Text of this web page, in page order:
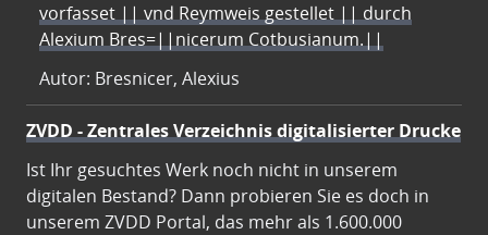
vorfasset || vnd Reymweis gestellet || durch
Alexium Bres=||nicerum Cotbusianum.||
Autor: Bresnicer, Alexius
ZVDD - Zentrales Verzeichnis digitalisierter Drucke
Ist Ihr gesuchtes Werk noch nicht in unserem
digitalen Bestand? Dann probieren Sie es doch in
unserem ZVDD Portal, das mehr als 1.600.000